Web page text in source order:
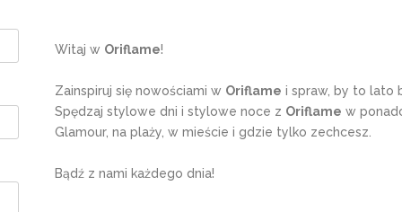
Witaj w Oriflame!
Zainspiruj się nowościami w Oriflame i spraw, by to lato
Spędzaj stylowe dni i stylowe noce z Oriflame w
Glamour, na plaży, w mieście i gdzie tylko zechcesz.
Bądź z nami każdego dnia!